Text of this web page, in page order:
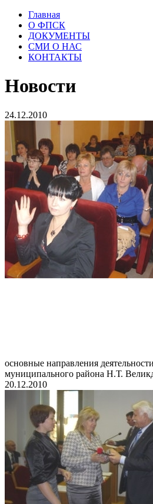
Главная
О ФПСК
ДОКУМЕНТЫ
СМИ О НАС
КОНТАКТЫ
Новости
24.12.2010
основные направления
муниципального района Н.Т.
20.12.2010